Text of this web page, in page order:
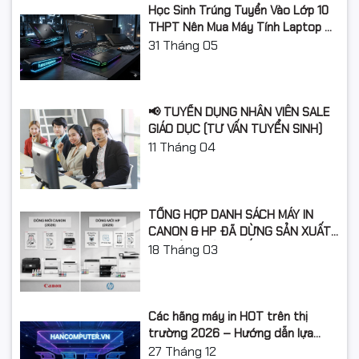
LAN– dùng cho hệ thống văn phòng nhiều người
WiFi– in không dây từ laptop, smartphone, tablet
Hỗ trợin qua mạng,in từ thiết bị di động
🎯Thiết kế bền bỉ – Hoạt
động ổn định trong môi
trường doanh nghiệp
Brother MFC-T4500DW có thiết kế mạnh mẽ, phù hợp
với nhu cầu:
In ấn số lượng lớn
Tải công việc cao
Học Sinh Trúng Tuyển Vào Lớp 10
THPT Nên Mua Máy Tính Laptop Gì
Năm Học 2026 - 2027?
31 Tháng 05
📢 TUYỂN DỤNG NHÂN VIÊN SALE
GIÁO DỤC (TƯ VẤN TUYỂN SINH)
11 Tháng 04
TỔNG HỢP DANH SÁCH MÁY IN
CANON & HP ĐÃ DỪNG SẢN XUẤT:
LỘ TRÌNH NÂNG CẤP 2026
18 Tháng 03
Các hãng máy in HOT trên thị
trường 2026 – Hướng dẫn lựa
chọn và so sánh chi tiết
27 Tháng 12